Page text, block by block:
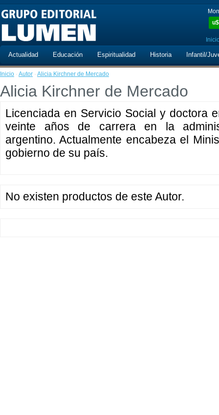
u$
Actualidad Educación Espiritualidad Historia Infantil/
Inicio · Autor · Alicia Kirchner de Mercado
Alicia Kirchner de Mercado
Licenciada en Servicio Social y doctora
veinte años de carrera en la
argentino. Actualmente encabeza el
gobierno de su país.
No existen productos de este Autor.